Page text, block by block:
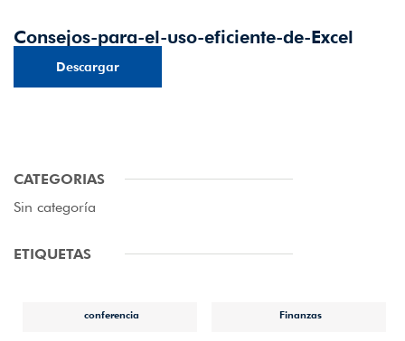
Consejos-para-el-uso-eficiente-de-Excel
Descargar
CATEGORIAS
Sin categoría
ETIQUETAS
conferencia Finanzas